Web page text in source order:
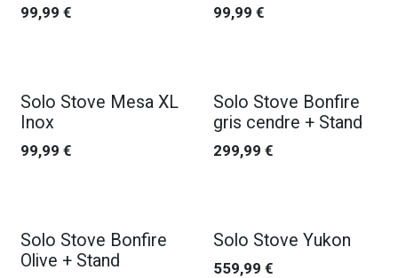
99,99 € 99,99 €
Solo Stove Mesa XL
Inox
99,99 €
Solo Stove Bonfire
gris cendre + Stand
299,99 €
Solo Stove Bonfire
Olive + Stand
Solo Stove Yukon
559,99 €